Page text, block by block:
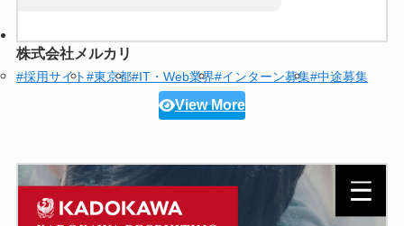
株式会社メルカリ
#採用サイト#東京都#IT・Web業界#インターン募集#中途募集
View More